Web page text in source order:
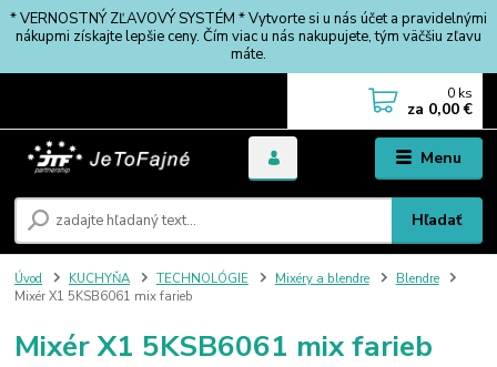
* VERNOSTNÝ ZĽAVOVÝ SYSTÉM * Vytvorte si u nás účet a pravidelnými
nákupmi získajte lepšie ceny. Čím viac u nás nakupujete, tým väčšiu zľavu
máte.
Menu
Hľadať
0 ks
za 0,00 €
Úvod KUCHYŇA TECHNOLÓGIE Mixéry a blendre
Blendre
Mixér X1 5KSB6061 mix farieb
Mixér X1 5KSB6061 mix farieb